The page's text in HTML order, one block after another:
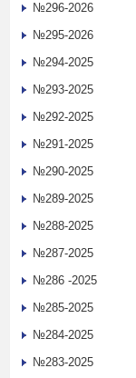
№296-2026
№295-2026
№294-2025
№293-2025
№292-2025
№291-2025
№290-2025
№289-2025
№288-2025
№287-2025
№286 -2025
№285-2025
№284-2025
№283-2025